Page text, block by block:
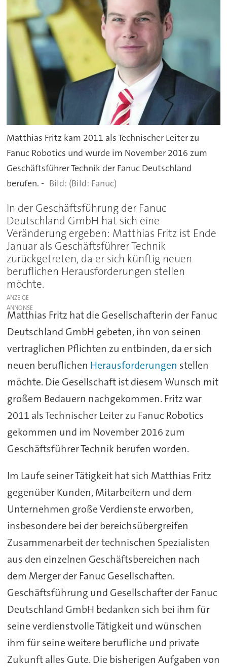
Matthias Fritz kam 2011 als Technischer Leiter zu
Fanuc Robotics und wurde im November 2016 zum
Geschäftsführer Technik der Fanuc Deutschland
berufen. -
(Bild: Fanuc)
In der Geschäftsführung der Fanuc
Deutschland GmbH hat sich eine
Veränderung ergeben: Matthias Fritz ist Ende
Januar als Geschäftsführer Technik
zurückgetreten, da er sich künftig neuen
beruflichen Herausforderungen stellen
möchte.
ANZEIGE
Matthias Fritz hat die Gesellschafterin der Fanuc
Deutschland GmbH gebeten, ihn von seinen
vertraglichen Pflichten zu entbinden, da er sich
neuen beruflichen Herausforderungen stellen
möchte. Die Gesellschaft ist diesem Wunsch mit
großem Bedauern nachgekommen. Fritz war
2011 als Technischer Leiter zu Fanuc Robotics
gekommen und im November 2016 zum
Geschäftsführer Technik berufen worden.
Im Laufe seiner Tätigkeit hat sich Matthias Fritz
gegenüber Kunden, Mitarbeitern und dem
Unternehmen große Verdienste erworben,
insbesondere bei der bereichsübergreifen
Zusammenarbeit der technischen Spezialisten
aus den einzelnen Geschäftsbereichen nach
dem Merger der Fanuc Gesellschaften.
Geschäftsführung und Gesellschafter der Fanuc
Deutschland GmbH bedanken sich bei ihm für
seine verdienstvolle Tätigkeit und wünschen
ihm für seine weitere berufliche und private
Zukunft alles Gute. Die bisherigen Aufgaben von